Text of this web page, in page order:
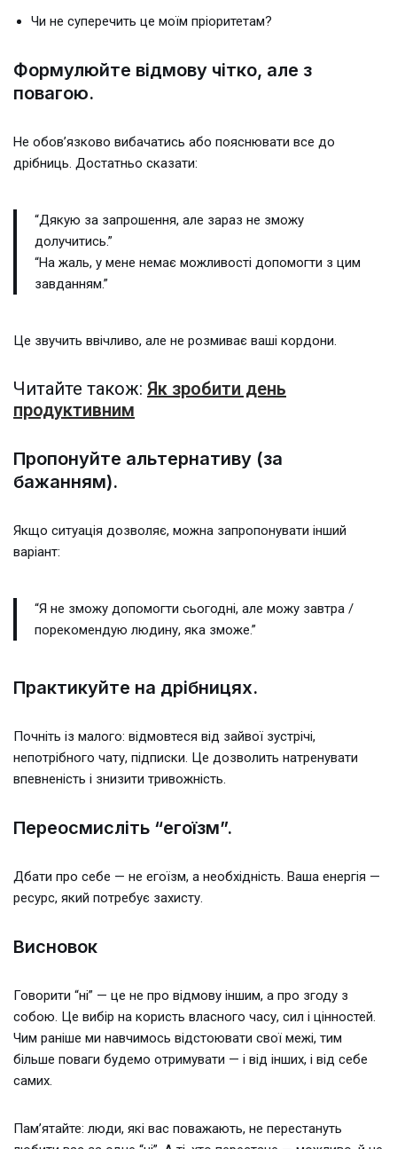
Чи не суперечить це моїм пріоритетам?
Формулюйте відмову чітко, але з
повагою.
Не обов’язково вибачатись або пояснювати все до
дрібниць. Достатньо сказати:
“Дякую за запрошення, але зараз не зможу
долучитись.”
“На жаль, у мене немає можливості допомогти з цим
завданням.”
Це звучить ввічливо, але не розмиває ваші кордони.
Читайте також: Як зробити день
продуктивним
Пропонуйте альтернативу (за
бажанням).
Якщо ситуація дозволяє, можна запропонувати інший
варіант:
“Я не зможу допомогти сьогодні, але можу завтра /
порекомендую людину, яка зможе.”
Практикуйте на дрібницях.
Почніть із малого: відмовтеся від зайвої зустрічі,
непотрібного чату, підписки. Це дозволить натренувати
впевненість і знизити тривожність.
Переосмисліть “егоїзм”.
Дбати про себе — не егоїзм, а необхідність. Ваша енергія —
ресурс, який потребує захисту.
Висновок
Говорити “ні” — це не про відмову іншим, а про згоду з
собою. Це вибір на користь власного часу, сил і цінностей.
Чим раніше ми навчимось відстоювати свої межі, тим
більше поваги будемо отримувати — і від інших, і від себе
самих.
Пам’ятайте: люди, які вас поважають, не перестануть